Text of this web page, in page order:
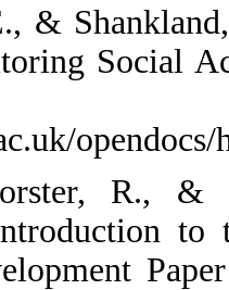
Lopez
and
Malena,